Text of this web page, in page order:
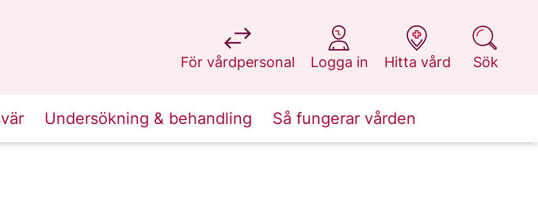
För vårdpersonal
på 1177.se
Logga in
på 1177.se
Hitta vård
på 1177.se
Sök
på 1177.se
Undersökning & behandling Så fungerar vården